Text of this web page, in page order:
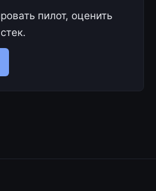
пилот, оценить